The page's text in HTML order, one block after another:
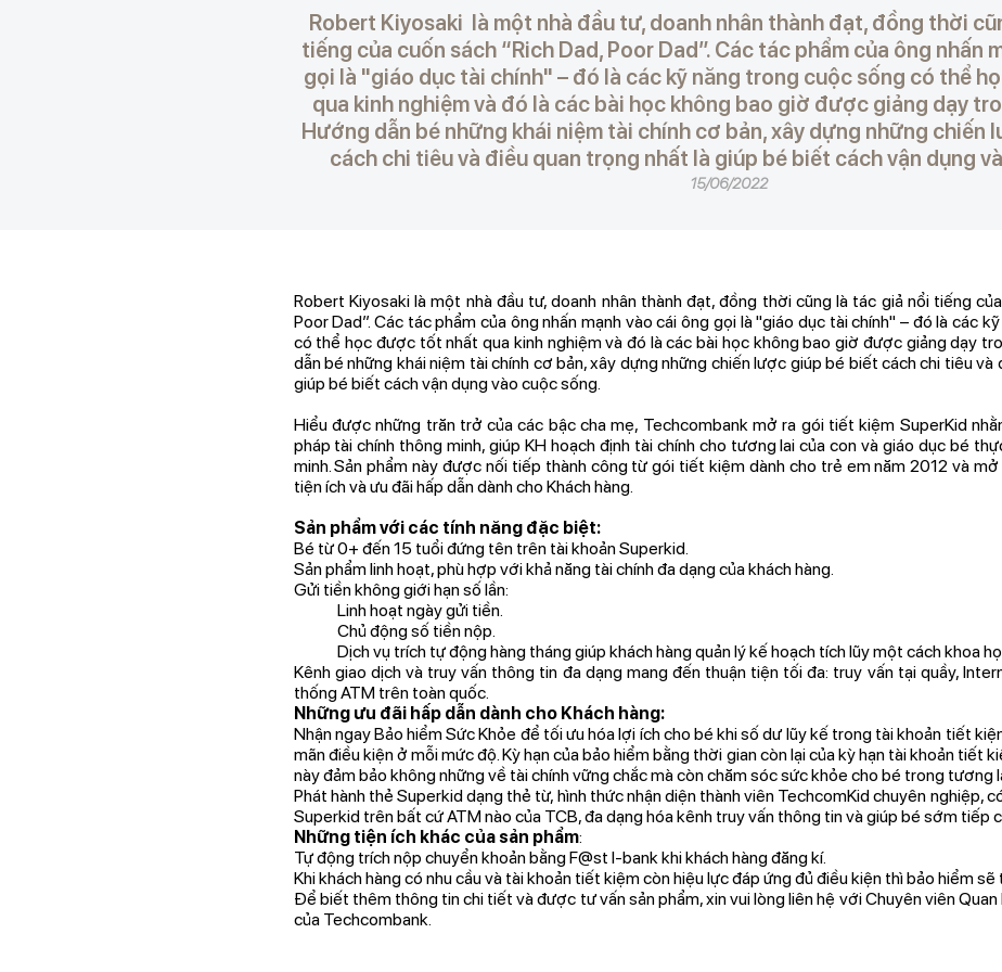
Robert Kiyosaki là một nhà đầu tư, doanh nhân thành đạt, đồng thời
tiếng của cuốn sách “Rich Dad, Poor Dad”. Các tác phẩm của ông nhấn
gọi là "giáo dục tài chính" – đó là các kỹ năng trong cuộc sống có thể
qua kinh nghiệm và đó là các bài học không bao giờ được giảng dạy
Hướng dẫn bé những khái niệm tài chính cơ bản, xây dựng những chiến
cách chi tiêu và điều quan trọng nhất là giúp bé biết cách vận dụng
15/06/2022
Robert Kiyosaki là một nhà đầu tư, doanh nhân thành đạt, đồng thời cũng là tác giả nổi tiếng
Poor Dad”. Các tác phẩm của ông nhấn mạnh vào cái ông gọi là "giáo dục tài chính" – đó là các
có thể học được tốt nhất qua kinh nghiệm và đó là các bài học không bao giờ được giảng dạy
dẫn bé những khái niệm tài chính cơ bản, xây dựng những chiến lược giúp bé biết cách chi tiêu và
giúp bé biết cách vận dụng vào cuộc sống.
Hiểu được những trăn trở của các bậc cha mẹ, Techcombank mở ra gói tiết kiệm SuperKid
pháp tài chính thông minh, giúp KH hoạch định tài chính cho tương lai của con và giáo dục bé
minh. Sản phẩm này được nối tiếp thành công từ gói tiết kiệm dành cho trẻ em năm 2012 và
tiện ích và ưu đãi hấp dẫn dành cho Khách hàng.
Sản phẩm với các tính năng đặc biệt:
Bé từ 0+ đến 15 tuổi đứng tên trên tài khoản Superkid.
Sản phẩm linh hoạt, phù hợp với khả năng tài chính đa dạng của khách hàng.
Gửi tiền không giới hạn số lần:
Linh hoạt ngày gửi tiền.
Chủ động số tiền nộp.
Dịch vụ trích tự động hàng tháng giúp khách hàng quản lý kế hoạch tích lũy một cách khoa
Kênh giao dịch và truy vấn thông tin đa dạng mang đến thuận tiện tối đa: truy vấn tại quầy,
thống ATM trên toàn quốc.
Những ưu đãi hấp dẫn dành cho Khách hàng:
Nhận ngay Bảo hiểm Sức Khỏe để tối ưu hóa lợi ích cho bé khi số dư lũy kế trong tài khoản tiết
mãn điều kiện ở mỗi mức độ. Kỳ hạn của bảo hiểm bằng thời gian còn lại của kỳ hạn tài khoản tiết
này đảm bảo không những về tài chính vững chắc mà còn chăm sóc sức khỏe cho bé trong tương
Phát hành thẻ Superkid dạng thẻ từ, hình thức nhận diện thành viên TechcomKid chuyên nghiệp,
Superkid trên bất cứ ATM nào của TCB, đa dạng hóa kênh truy vấn thông tin và giúp bé sớm tiếp
Những tiện ích khác của sản phẩm:
Tự động trích nộp chuyển khoản bằng F@st I-bank khi khách hàng đăng kí.
Khi khách hàng có nhu cầu và tài khoản tiết kiệm còn hiệu lực đáp ứng đủ điều kiện thì bảo hiểm
Để biết thêm thông tin chi tiết và được tư vấn sản phẩm, xin vui lòng liên hệ với Chuyên viên Quan
của Techcombank.